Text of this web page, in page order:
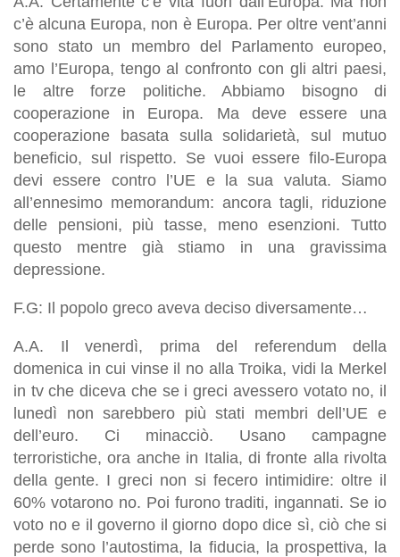
c’è alcuna Europa, non è Europa. Per oltre vent’anni
sono stato un membro del Parlamento europeo,
amo l’Europa, tengo al confronto con gli altri paesi,
le altre forze politiche. Abbiamo bisogno di
cooperazione in Europa. Ma deve essere una
cooperazione basata sulla solidarietà, sul mutuo
beneficio, sul rispetto. Se vuoi essere filo-Europa
devi essere contro l’UE e la sua valuta. Siamo
all’ennesimo memorandum: ancora tagli, riduzione
delle pensioni, più tasse, meno esenzioni. Tutto
questo mentre già stiamo in una gravissima
depressione.
F.G: Il popolo greco aveva deciso diversamente…
A.A. Il venerdì, prima del referendum della
domenica in cui vinse il no alla Troika, vidi la Merkel
in tv che diceva che se i greci avessero votato no, il
lunedì non sarebbero più stati membri dell’UE e
dell’euro. Ci minacciò. Usano campagne
terroristiche, ora anche in Italia, di fronte alla rivolta
della gente. I greci non si fecero intimidire: oltre il
60% votarono no. Poi furono traditi, ingannati. Se io
voto no e il governo il giorno dopo dice sì, ciò che si
perde sono l’autostima, la fiducia, la prospettiva, la